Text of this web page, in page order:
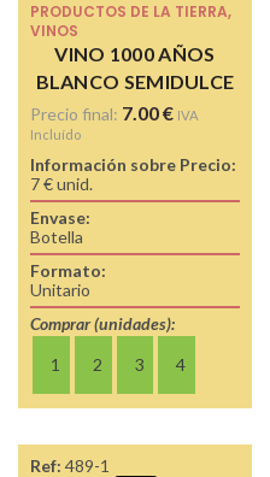
PRODUCTOS DE LA TIERRA,
VINOS
VINO 1000 AÑOS
BLANCO SEMIDULCE
Precio final: 7.00€ IVA
Incluído
Información sobre Precio:
7 € unid.
Envase:
Botella
Formato:
Unitario
Comprar (unidades):
1
2 3 4
Ref: 489-1